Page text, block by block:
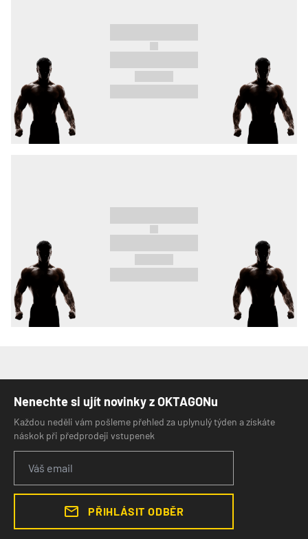
Nenechte si ujít novinky z OKTAGONu
Každou neděli vám pošleme přehled za uplynulý týden a získáte
náskok při předprodeji vstupenek
PŘIHLÁSIT ODBĚR